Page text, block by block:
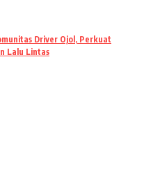
Driver Ojol, Perkuat
Lalu Lintas